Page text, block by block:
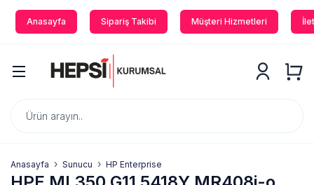
Anasayfa Sipariş Takibi Müşteri Hizmetleri
Anasayfa Sunucu HP Enterprise